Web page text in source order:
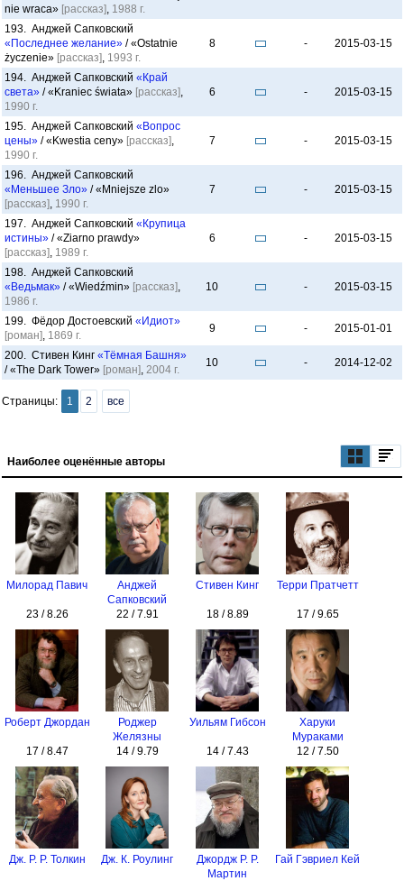
nie wraca» [рассказ], 1988 г.
193. Анджей Сапковский
«Последнее желание» / «Ostatnie
życzenie» [рассказ], 1993 г.
8 - 2015-03-15
194. Анджей Сапковский «Край
света» / «Kraniec świata» [рассказ],
1990 г.
6 - 2015-03-15
195. Анджей Сапковский «Вопрос
цены» / «Kwestia ceny» [рассказ],
1990 г.
7 - 2015-03-15
196. Анджей Сапковский
«Меньшее Зло» / «Mniejsze zlo»
[рассказ], 1990 г.
7 - 2015-03-15
197. Анджей Сапковский «Крупица
истины» / «Ziarno prawdy»
[рассказ], 1989 г.
6 - 2015-03-15
198. Анджей Сапковский
«Ведьмак» / «Wiedźmin» [рассказ],
1986 г.
10 - 2015-03-15
199. Фёдор Достоевский «Идиот»
[роман], 1869 г.
9 - 2015-01-01
200. Стивен Кинг «Тёмная Башня»
/ «The Dark Tower» [роман], 2004 г.
10 - 2014-12-02
Страницы: 1 2 все
Наиболее оценённые авторы
Милорад Павич
23 / 8.26
Анджей
Сапковский
22 / 7.91
Стивен Кинг
18 / 8.89
Терри Пратчетт
17 / 9.65
Роберт Джордан
17 / 8.47
Роджер
Желязны
14 / 9.79
Уильям Гибсон
14 / 7.43
Харуки
Мураками
12 / 7.50
Дж. Р. Р. Толкин Дж. К. Роулинг
Джордж Р. Р.
Мартин
Гай Гэвриел Кей